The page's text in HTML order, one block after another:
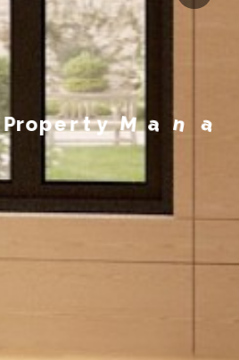
PropertyManag m en